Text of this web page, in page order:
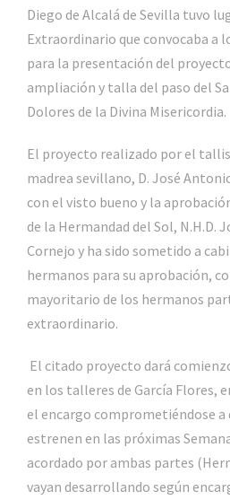
Diego de Alcalá de Sevilla tuvo
Extraordinario que convocaba a
para la presentación del
ampliación y talla del paso del
Dolores de la Divina Misericordia.
El proyecto realizado por el
madrea sevillano, D. José
con el visto bueno y la
de la Hermandad del Sol, N.H.D.
Cornejo y ha sido sometido a
hermanos para su aprobación,
mayoritario de los hermanos
extraordinario.
El citado proyecto dará
en los talleres de García Flores,
el encargo comprometiéndose a
estrenen en las próximas
acordado por ambas partes
vayan desarrollando según